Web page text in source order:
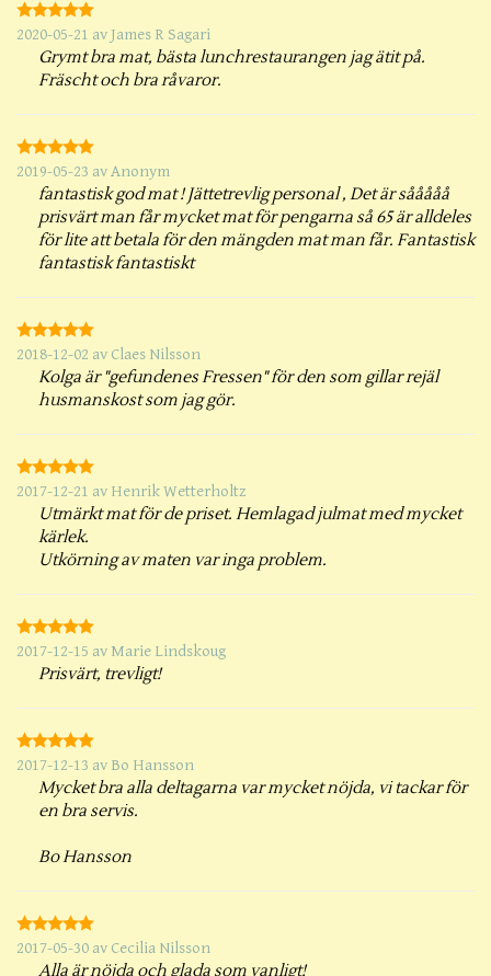
2020-05-21 av James R Sagari
Grymt bra mat, bästa lunchrestaurangen jag ätit på.
Fräscht och bra råvaror.
2019-05-23 avAnonym
fantastisk god mat ! Jättetrevlig personal , Det är sååååå
prisvärt man får mycket mat för pengarna så 65 är alldeles
för lite att betala för den mängden mat man får. Fantastisk
fantastisk fantastiskt
2018-12-02 av Claes Nilsson
Kolga är "gefundenes Fressen" för den som gillar rejäl
husmanskost som jag gör.
2017-12-21 av Henrik Wetterholtz
Utmärkt mat för de priset. Hemlagad julmat med mycket
kärlek.
Utkörning av maten var inga problem.
2017-12-15 av Marie Lindskoug
Prisvärt, trevligt!
2017-12-13 av Bo Hansson
Mycket bra alla deltagarna var mycket nöjda, vi tackar för
en bra servis.
Bo Hansson
2017-05-30 av Cecilia Nilsson
Alla är nöjda och glada som vanligt!